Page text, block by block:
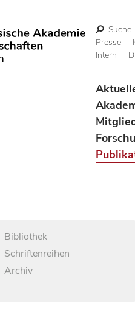
Suche
Presse
Intern
Bibliothek
Schriftenreihen
Archiv